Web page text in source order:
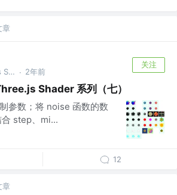
章
喜欢Three.js Shader/数据可视化 D3.js/浙大ZJUer @Three.js Shader / D3.js 数据可视化 · 2年前
关注
Shader 系列（七）
参数；将 noise 函数的数
step、mi...
12
章